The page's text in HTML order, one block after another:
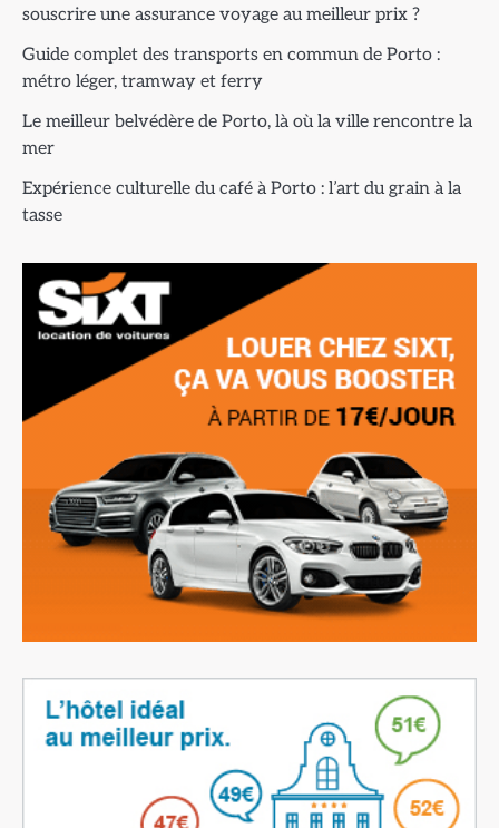
souscrire une assurance voyage au meilleur prix ?
Guide complet des transports en commun de Porto :
métro léger, tramway et ferry
Le meilleur belvédère de Porto, là où la ville rencontre la
mer
Expérience culturelle du café à Porto : l’art du grain à la
tasse